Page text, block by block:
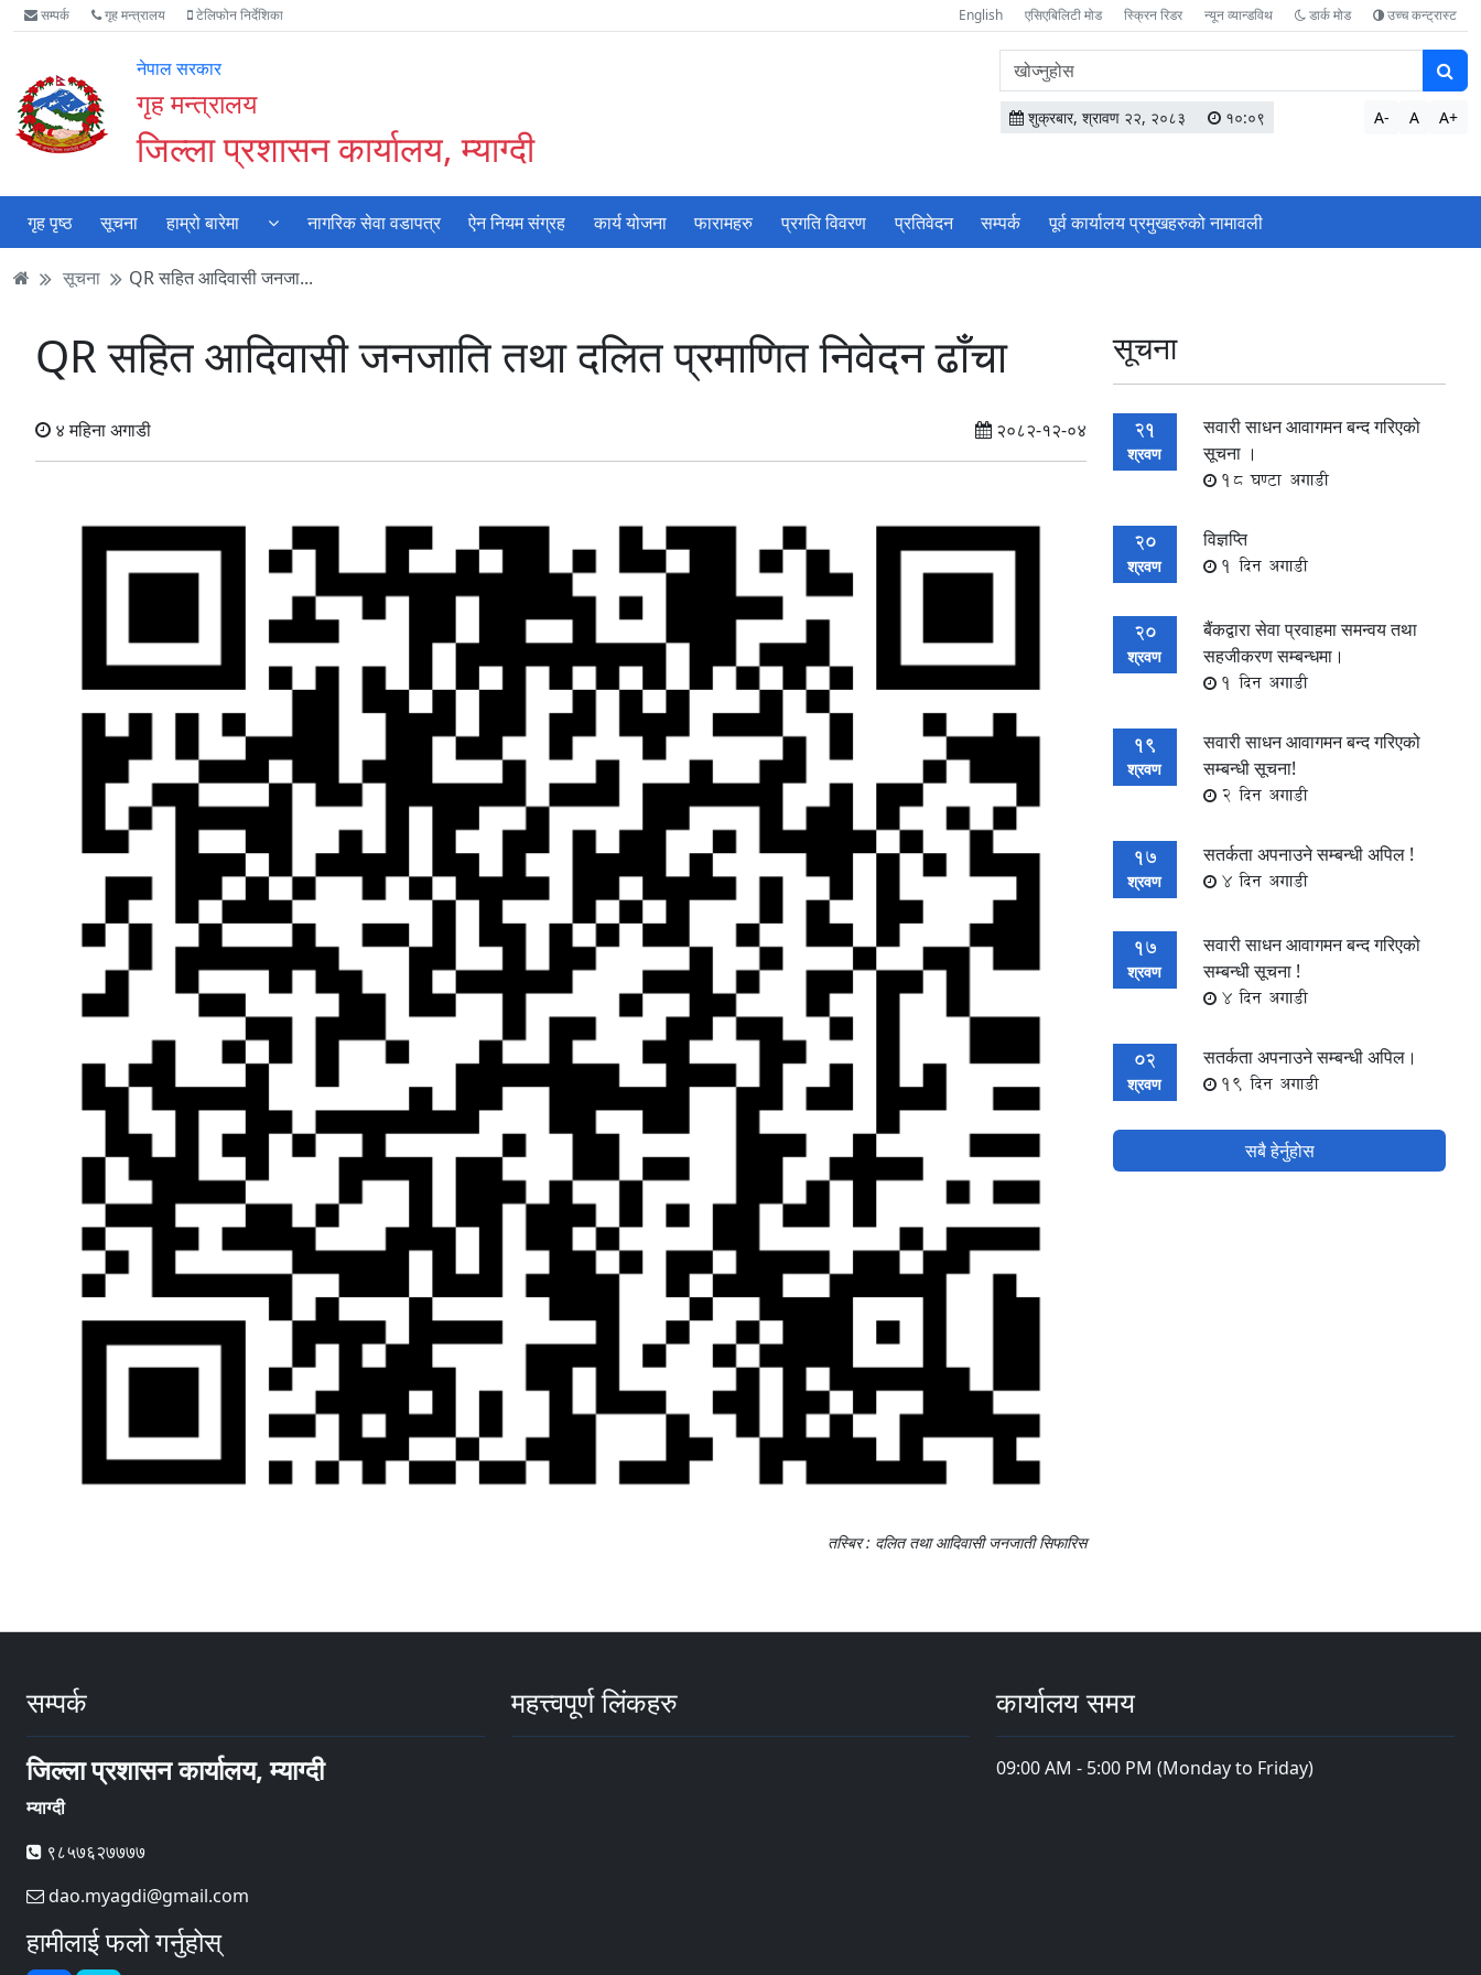
Accessibility
Mode
गर्नुहोस्
मुख्य
सामाग्री
मुख्य
नेभिगेसन
वेबसाइट
खोजमा
सम्पर्क गृह मन्त्रालय टेलिफोन निर्देशिका English एसिएबिलिटी मोड स्क्रिन रिडर न्यून व्यान्डविथ डार्क मोड उच्च कन्ट्रास्ट
नेपाल सरकार
गृह मन्त्रालय
जिल्ला प्रशासन कार्यालय, म्याग्दी
वेबसाइटमा
सामग्री
खोज्नुहोस
शुक्रबार, श्रावण २२, २०८३ १०:०९ A- A A+
गृह पृष्ठ सूचना हाम्रो बारेमा नागरिक सेवा वडापत्र ऐन नियम संग्रह कार्य योजना फारामहरु प्रगति विवरण प्रतिवेदन सम्पर्क पूर्व कार्यालय प्रमुखहरुको नामावली
सूचना QR सहित आदिवासी जनजा...
QR सहित आदिवासी जनजाति तथा दलित प्रमाणित निवेदन ढाँचा
४ महिना अगाडी २०८२-१२-०४
तस्बिर : दलित तथा आदिवासी जनजाती सिफारिस
सूचना
21
श्रवण
सवारी साधन आवागमन बन्द गरिएको
सूचना ।
18 घण्टा अगाडी
20
श्रवण
विज्ञप्ति
1 दिन अगाडी
20
श्रवण
बैंकद्वारा सेवा प्रवाहमा समन्वय तथा
सहजीकरण सम्बन्धमा।
1 दिन अगाडी
19
श्रवण
सवारी साधन आवागमन बन्द गरिएको
सम्बन्धी सूचना!
2 दिन अगाडी
17
श्रवण
सतर्कता अपनाउने सम्बन्धी अपिल !
4 दिन अगाडी
17
श्रवण
सवारी साधन आवागमन बन्द गरिएको
सम्बन्धी सूचना !
4 दिन अगाडी
02
श्रवण
सतर्कता अपनाउने सम्बन्धी अपिल।
19 दिन अगाडी
सबै हेर्नुहोस
सम्पर्क
जिल्ला प्रशासन कार्यालय, म्याग्दी
म्याग्दी
९८५७६२७७७७
dao.myagdi@gmail.com
हामीलाई फलो गर्नुहोस्
महत्त्वपूर्ण लिंकहरु कार्यालय समय
09:00 AM - 5:00 PM (Monday to Friday)